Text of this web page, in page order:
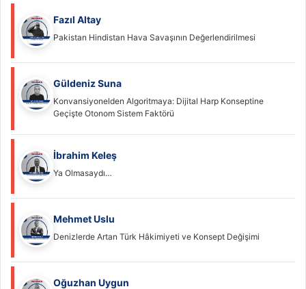
Fazıl Altay
Pakistan Hindistan Hava Savaşının Değerlendirilmesi
Güldeniz Suna
Konvansiyonelden Algoritmaya: Dijital Harp Konseptine
Geçişte Otonom Sistem Faktörü
İbrahim Keleş
Ya Olmasaydı…
Mehmet Uslu
Denizlerde Artan Türk Hâkimiyeti ve Konsept Değişimi
Oğuzhan Uygun